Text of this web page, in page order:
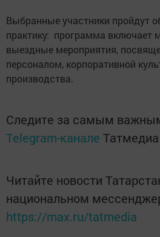
Выбранные участники пройдут
практику: программа включает
выездные мероприятия,
персоналом, корпоративной
производства.
Следите за самым
Telegram-канале Татмедиа
Читайте новости
национальном
https://max.ru/tatmedia